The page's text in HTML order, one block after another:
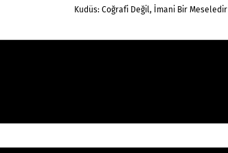
Kudüs: Coğrafi Değil, İmani Bir Meseledir